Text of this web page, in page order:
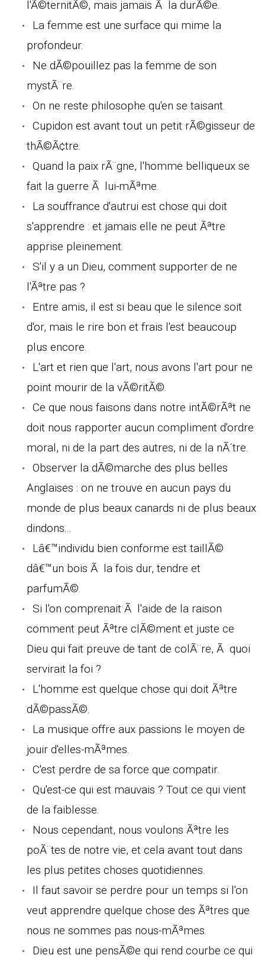
l'Ã©ternitÃ©, mais jamais Ã la durÃ©e.
La femme est une surface qui mime la
profondeur.
Ne dÃ©pouillez pas la femme de son
mystÃ¨re.
On ne reste philosophe qu'en se taisant.
Cupidon est avant tout un petit rÃ©gisseur de
thÃ©Ã¢tre.
Quand la paix rÃ¨gne, l'homme belliqueux se
fait la guerre Ã lui-mÃªme.
La souffrance d'autrui est chose qui doit
s'apprendre : et jamais elle ne peut Ãªtre
apprise pleinement.
S'il y a un Dieu, comment supporter de ne
l'Ãªtre pas ?
Entre amis, il est si beau que le silence soit
d'or, mais le rire bon et frais l'est beaucoup
plus encore.
L'art et rien que l'art, nous avons l'art pour ne
point mourir de la vÃ©ritÃ©.
Ce que nous faisons dans notre intÃ©rÃªt ne
doit nous rapporter aucun compliment d'ordre
moral, ni de la part des autres, ni de la nÃ´tre.
Observer la dÃ©marche des plus belles
Anglaises : on ne trouve en aucun pays du
monde de plus beaux canards ni de plus beaux
dindons...
Lâ€™individu bien conforme est taillÃ©
dâ€™un bois Ã la fois dur, tendre et
parfumÃ©.
Si l'on comprenait Ã l'aide de la raison
comment peut Ãªtre clÃ©ment et juste ce
Dieu qui fait preuve de tant de colÃ¨re, Ã quoi
servirait la foi ?
L'homme est quelque chose qui doit Ãªtre
dÃ©passÃ©.
La musique offre aux passions le moyen de
jouir d'elles-mÃªmes.
C'est perdre de sa force que compatir.
Qu'est-ce qui est mauvais ? Tout ce qui vient
de la faiblesse.
Nous cependant, nous voulons Ãªtre les
poÃ¨tes de notre vie, et cela avant tout dans
les plus petites choses quotidiennes.
Il faut savoir se perdre pour un temps si l'on
veut apprendre quelque chose des Ãªtres que
nous ne sommes pas nous-mÃªmes.
Dieu est une pensÃ©e qui rend courbe ce qui